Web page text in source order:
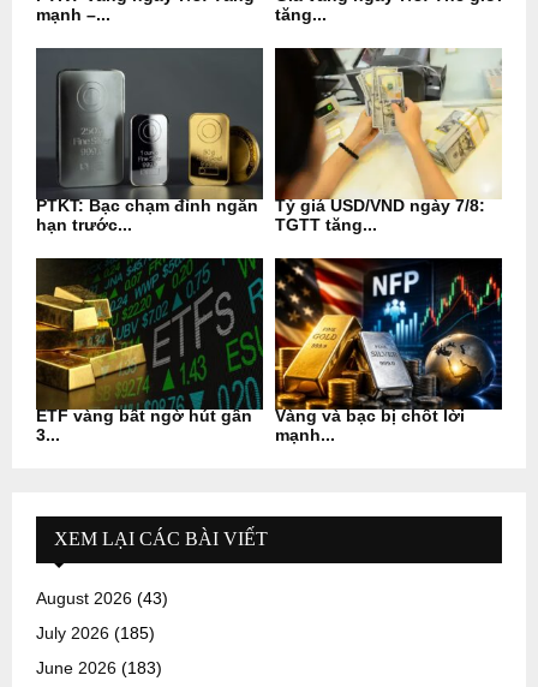
mạnh –...
tăng...
PTKT: Bạc chạm đỉnh ngắn
hạn trước...
Tỷ giá USD/VND ngày 7/8:
TGTT tăng...
ETF vàng bất ngờ hút gần
3...
Vàng và bạc bị chốt lời
mạnh...
XEM LẠI CÁC BÀI VIẾT
August 2026 (43)
July 2026 (185)
June 2026 (183)